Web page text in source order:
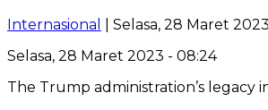
Internasional
| Selasa, 28 Maret
Selasa, 28 Maret 2023 - 08:24
The Trump administration’s legacy